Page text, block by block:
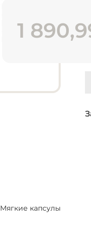
1
Мягкие капсулы